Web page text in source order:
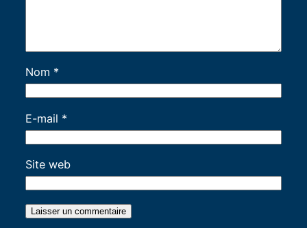
Nom *
E-mail *
Site web